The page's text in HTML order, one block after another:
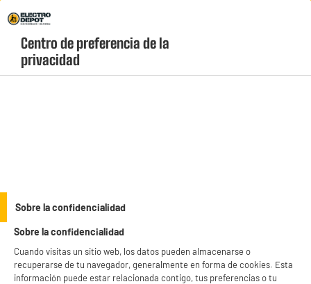
Menú
geolocation-header-icon-text
account
Centro de preferencia de la
privacidad
Sobre la confidencialidad
Sobre la confidencialidad
Cuando visitas un sitio web, los datos pueden almacenarse o
recuperarse de tu navegador, generalmente en forma de cookies. Esta
información puede estar relacionada contigo, tus preferencias o tu